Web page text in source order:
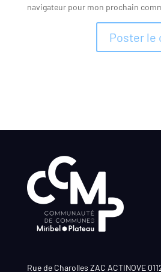
navigateur pour mon prochain
Rue de Charolles ZAC ACTINOVE